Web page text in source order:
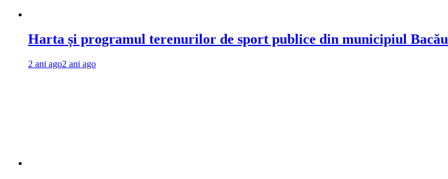
Harta și programul terenurilor de sport publice din municipiul Bacău
2 ani ago2 ani ago